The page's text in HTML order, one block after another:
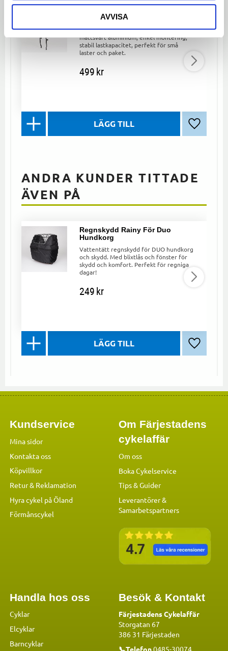
AVVISA
AVS Mattsvart
Frampakethållare Cargo Mini AVS i
mattsvart aluminium, enkel montering,
stabil lastkapacitet, perfekt för små
laster och paket.
499kr
Lägg till
ANDRA KUNDER TITTADE
ÄVEN PÅ
Regnskydd Rainy För Duo
Hundkorg
Vattentätt regnskydd för DUO hundkorg
och skydd. Med blixtlås och fönster för
skydd och komfort. Perfekt för regniga
dagar!
249kr
Lägg till
Kundservice
Mina sidor
Kontakta oss
Köpvillkor
Retur & Reklamation
Hyra cykel på Öland
Förmånscykel
Om Färjestadens
cykelaffär
Om oss
Boka Cykelservice
Tips & Guider
Leverantörer &
Samarbetspartners
Handla hos oss
Cyklar
Elcyklar
Barncyklar
Besök & Kontakt
Färjestadens Cykelaffär
Storgatan 67
386 31 Färjestaden
📞Telefon0485-30074